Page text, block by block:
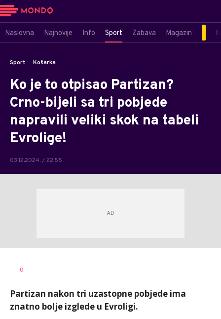
Naslovna Najnovije Info Sport Zabava Magazin
Sport Košarka
Ko je to otpisao Partizan?
Crno-bijeli sa tri pobjede
napravili veliki skok na tabeli
Evrolige!
03.12.2024. / 22:55
AUTOR
0
Partizan nakon tri uzastopne pobjede ima
znatno bolje izglede u Evroligi.